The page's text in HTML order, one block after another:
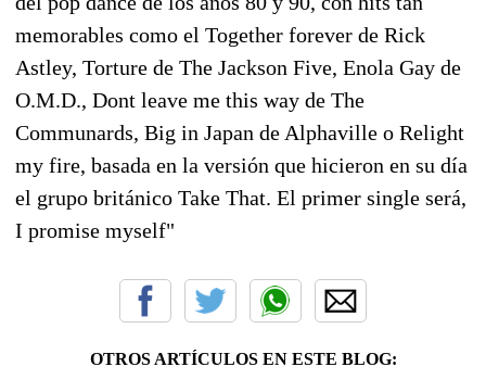
memorables como el Together forever de Rick
Astley, Torture de The Jackson Five, Enola Gay de
O.M.D., Dont leave me this way de The
Communards, Big in Japan de Alphaville o Relight
my fire, basada en la versión que hicieron en su día
el grupo británico Take That. El primer single será,
I promise myself"
OTROS ARTÍCULOS EN ESTE BLOG: